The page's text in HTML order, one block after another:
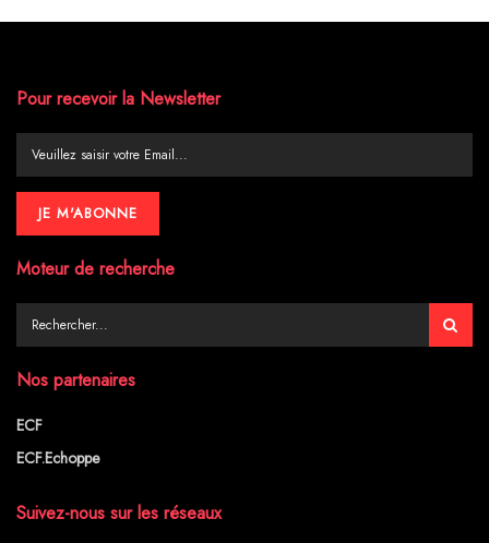
Pour recevoir la Newsletter
Moteur de recherche
Nos partenaires
ECF
ECF.Echoppe
Suivez-nous sur les réseaux